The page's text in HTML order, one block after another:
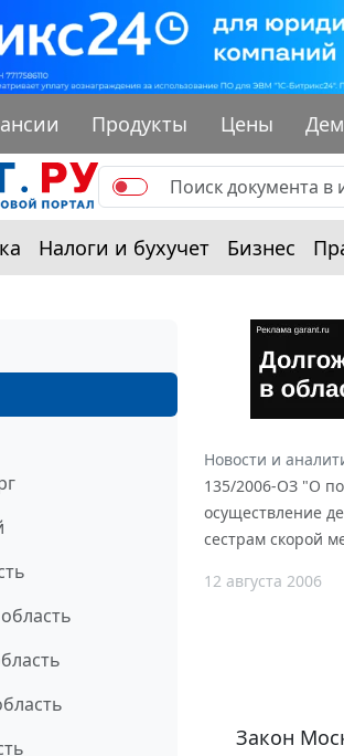
Продукты Цены
Налоги и бухучет Бизнес
Новости и
135/2006-ОЗ "О
осуществление
сестрам скорой
12 августа 2006
Закон